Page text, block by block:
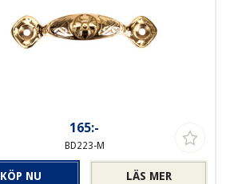
165:-
BD223-M
LÄS MER
KÖP NU